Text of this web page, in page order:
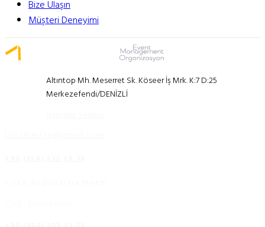
Bize Ulaşın
Müşteri Deneyimi
Altıntop Mh. Meserret Sk. Köseer İş Mrk. K:7 D:25
Merkezefendi/DENİZLİ